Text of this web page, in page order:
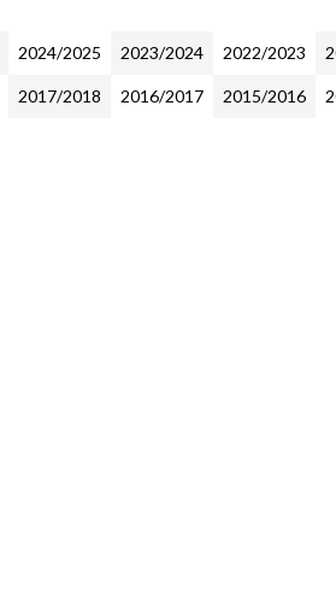
2024/2025 2023/2024 2022/2023
2017/2018 2016/2017 2015/2016